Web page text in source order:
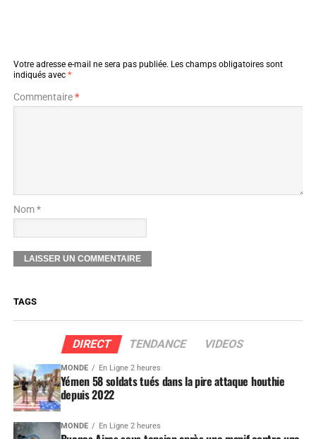
Votre adresse e-mail ne sera pas publiée. Les champs obligatoires sont
indiqués avec *
Commentaire*
Nom *
TAGS
DIRECT TENDANCE VIDEOS
MONDE En Ligne 2 heures
Yémen 58 soldats tués dans la pire attaque houthie
depuis 2022
MONDE En Ligne 2 heures